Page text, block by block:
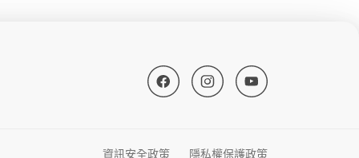
資訊安全政策 隱私權保護政策